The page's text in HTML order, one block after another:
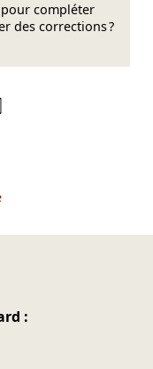
compléter
des corrections ?
Mastodon
sur Bluesky
sur Facebook
: